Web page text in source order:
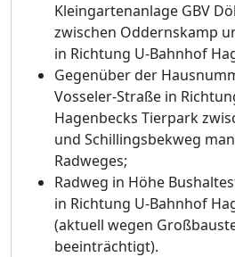
Kleingartenanlage GBV Dö
zwischen Oddernskamp
in Richtung U-Bahnhof
Gegenüber der
Vosseler-Straße in
Hagenbecks Tierpark
und Schillingsbekweg
Radweges;
Radweg in Höhe
in Richtung U-Bahnhof
(aktuell wegen Groß
beeinträchtigt).